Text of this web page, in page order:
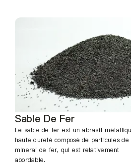
Sable De Fer
Le sable de fer est un abrasif
haute dureté composé de particules de
minerai de fer, qui est relativement
abordable.